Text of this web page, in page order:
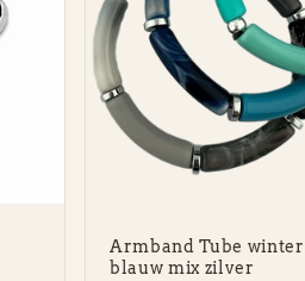
Armband Tube
blauw mix zilver